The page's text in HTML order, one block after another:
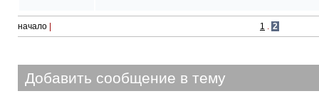
начало 1 . 2
Добавить сообщение в тему